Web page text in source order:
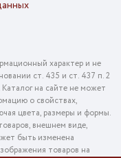
характер и не
ст. 435 и ст. 437 п. 2
на сайте не может
о свойствах,
цвета, размеры и формы.
внешнем виде,
быть изменена
товаров на